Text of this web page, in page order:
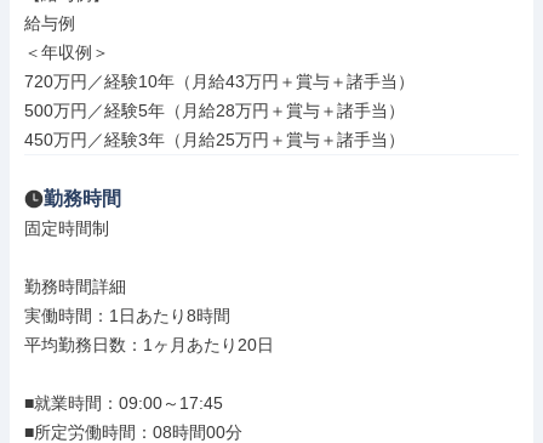
給与例
＜年収例＞
720万円／経験10年（月給43万円＋賞与＋諸手当）
500万円／経験5年（月給28万円＋賞与＋諸手当）
450万円／経験3年（月給25万円＋賞与＋諸手当）
勤務時間
固定時間制
勤務時間詳細
実働時間：1日あたり8時間
平均勤務日数：1ヶ月あたり20日
■就業時間：09:00～17:45
■所定労働時間：08時間00分